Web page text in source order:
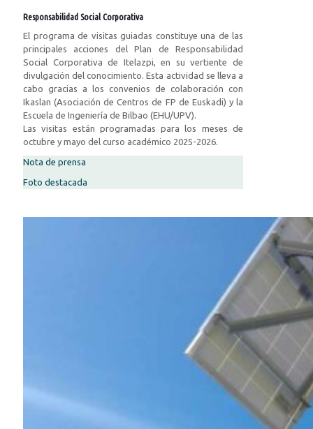
Responsabilidad Social Corporativa
El programa de visitas guiadas constituye una de las
principales acciones del Plan de Responsabilidad
Social Corporativa de Itelazpi, en su vertiente de
divulgación del conocimiento. Esta actividad se lleva a
cabo gracias a los convenios de colaboración con
Ikaslan (Asociación de Centros de FP de Euskadi) y la
Escuela de Ingeniería de Bilbao (EHU/UPV).
Las visitas están programadas para los meses de
octubre y mayo del curso académico 2025-2026.
Nota de prensa
Foto destacada